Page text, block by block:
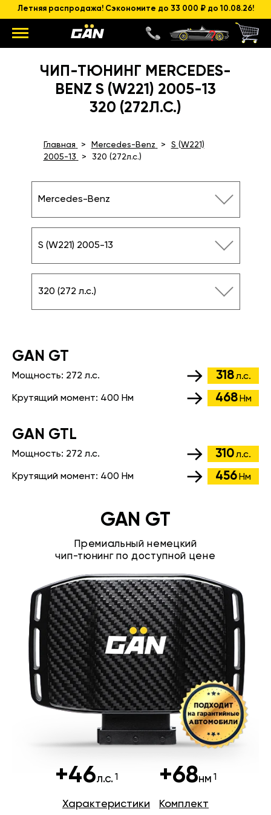
Летняя распродажа! Сэкономите до 33 000 ₽ до 10.08.26!
ЧИП-ТЮНИНГ MERCEDES-
BENZ S (W221) 2005-13
320 (272Л.С.)
Главная Mercedes-Benz
S (W221)
2005-13
320 (272л.с.)
Mercedes-Benz
S (W221) 2005-13
320 (272 л.с.)
GАN GT
Мощность: 272 л.с. 318 л.с.
Крутящий момент: 400 Нм 468 Нм
GАN GTL
Мощность: 272 л.с. 310л.с.
Крутящий момент: 400 Нм 456 Нм
GAN GT
Премиальный немецкий
чип-тюнинг по доступной цене
+46л.с. +68нм
Характеристики Комплект